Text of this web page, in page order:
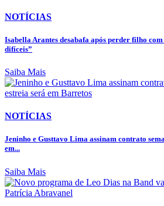
NOTÍCIAS
Isabella Arantes desabafa após perder filho
difíceis”
Saiba Mais
NOTÍCIAS
Jeninho e Gusttavo Lima assinam contrato
em...
Saiba Mais